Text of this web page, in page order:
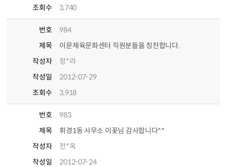
조회수
3,740
번호
984
제목
이문체육문화센터 직원분들을 칭찬합니다.
작성자
정*라
작성일
2012-07-29
조회수
3,918
번호
983
제목
휘경1동 사무소 이꽃님 감사합니다^^
작성자
전*옥
작성일
2012-07-24